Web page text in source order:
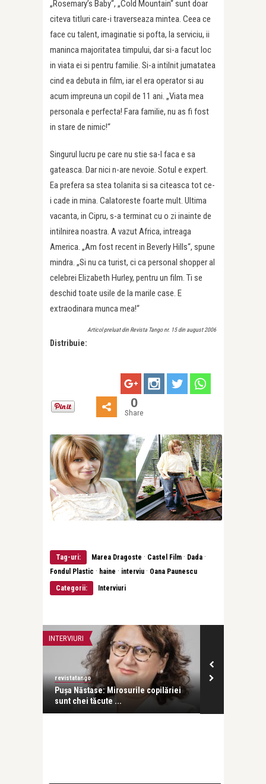
„Rosemary’s Baby“, „Cold Mountain“ sunt doar
citeva titluri care-i traverseaza mintea. Ceea ce
face cu talent, imaginatie si pofta, la serviciu, ii
maninca majoritatea timpului, dar si-a facut loc
in viata ei si pentru familie. Si-a intilnit jumatatea
cind ea debuta in film, iar el era operator si au
acum impreuna un copil de 11 ani. „Viata mea
personala e perfecta! Fara familie, nu as fi fost
in stare de nimic!“
Singurul lucru pe care nu stie sa-l faca e sa
gateasca. Dar nici n-are nevoie. Sotul e expert.
Ea prefera sa stea tolanita si sa citeasca tot ce-
i cade in mina. Calatoreste foarte mult. Ultima
vacanta, in Cipru, s-a terminat cu o zi inainte de
intilnirea noastra. A vazut Africa, intreaga
America. „Am fost recent in Beverly Hills“, spune
mindra. „Si nu ca turist, ci ca personal shopper al
celebrei Elizabeth Hurley, pentru un film. Ti se
deschid toate usile de la marile case. E
extraodinara munca mea!“
Articol preluat din Revista Tango nr. 15 din august 2006
Distribuie:
0
Share
Tag-uri: Marea Dragoste · Castel Film · Dada ·
Fondul Plastic · haine · interviu · Oana Paunescu
Categorii:
Interviuri
INTERVIURI
revistatango
Pușa Năstase: Mirosurile copilăriei
sunt chei tăcute ...